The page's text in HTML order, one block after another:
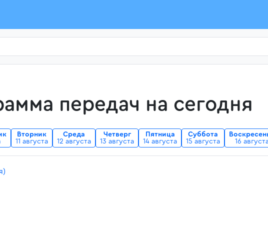
передач на сегодня
Вторник
11 августа
Среда
12 августа
Четверг
13 августа
Пятница
14 августа
Суббота
15 августа
16